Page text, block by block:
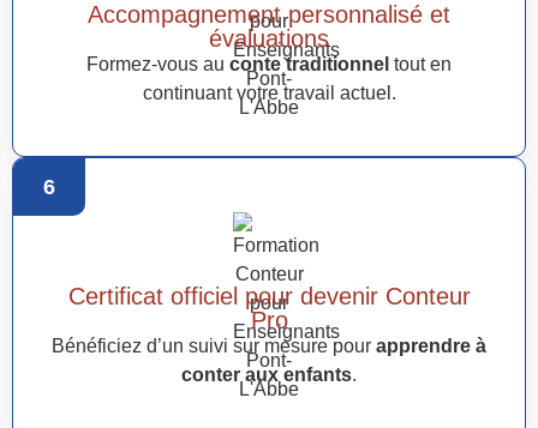
Accompagnement personnalisé et
évaluations
Formez-vous au conte traditionnel tout en
continuant votre travail actuel.
6
Certificat officiel pour devenir Conteur
Pro
Bénéficiez d’un suivi sur mesure pour apprendre à
conter aux enfants.